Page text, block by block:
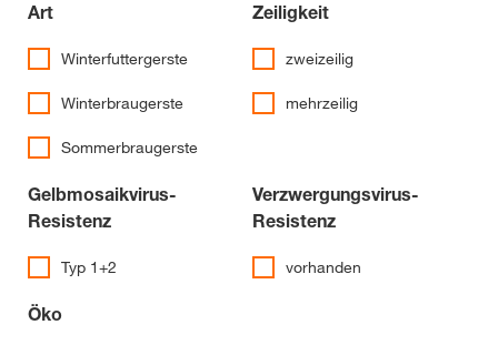
Art
Winterfuttergerste
Winterbraugerste
Sommerbraugerste
Zeiligkeit
zweizeilig
mehrzeilig
Gelbmosaikvirus-
Resistenz
Typ 1+2
Verzwergungsvirus-
Resistenz
vorhanden
Öko